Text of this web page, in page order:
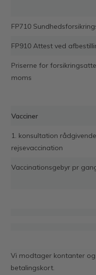
FP710
FP910 Attest ved
Priserne for
moms
Vacciner
1. konsultation
rejsevaccination
Vaccinationsgebyr pr
Vi modtager kontanter
betalingskort.